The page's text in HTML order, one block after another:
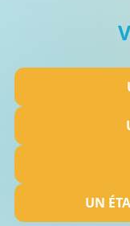
UN